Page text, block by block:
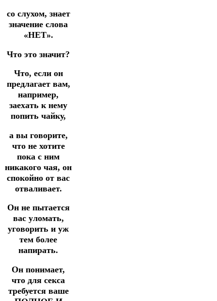
со слухом, знает
значение слова
«НЕТ».
Что это значит?
Что, если он
предлагает вам,
например,
заехать к нему
попить чайку,
а вы говорите,
что не хотите
пока с ним
никакого чая, он
спокойно от вас
отваливает.
Он не пытается
вас уломать,
уговорить и уж
тем более
напирать.
Он понимает,
что для секса
требуется ваше